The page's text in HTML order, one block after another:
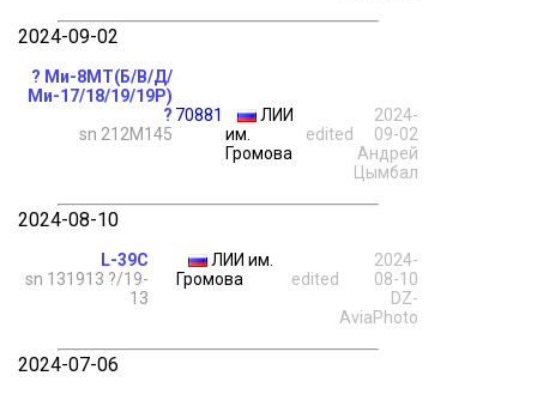
2024-09-02
? Ми-8МТ(Б/В/Д/
Ми-17/18/19/19Р)
?
sn 212M145
70881
ЛИИ
им.
Громова
edited
2024-
09-02
Андрей
Цымбал
2024-08-10
L-39C
sn 131913 ?/19-
13
ЛИИ им.
Громова
edited
2024-
08-10
DZ-
AviaPhoto
2024-07-06